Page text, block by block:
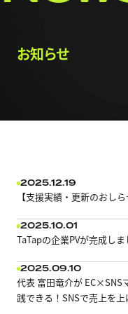
お知らせ
2025.12.19
【支援実績・更新のおし
2025.10.01
TaTapの企業PVが完成しま
2025.09.10
代表 富田竜介が EC×SNS
践できる！SNSで売上を